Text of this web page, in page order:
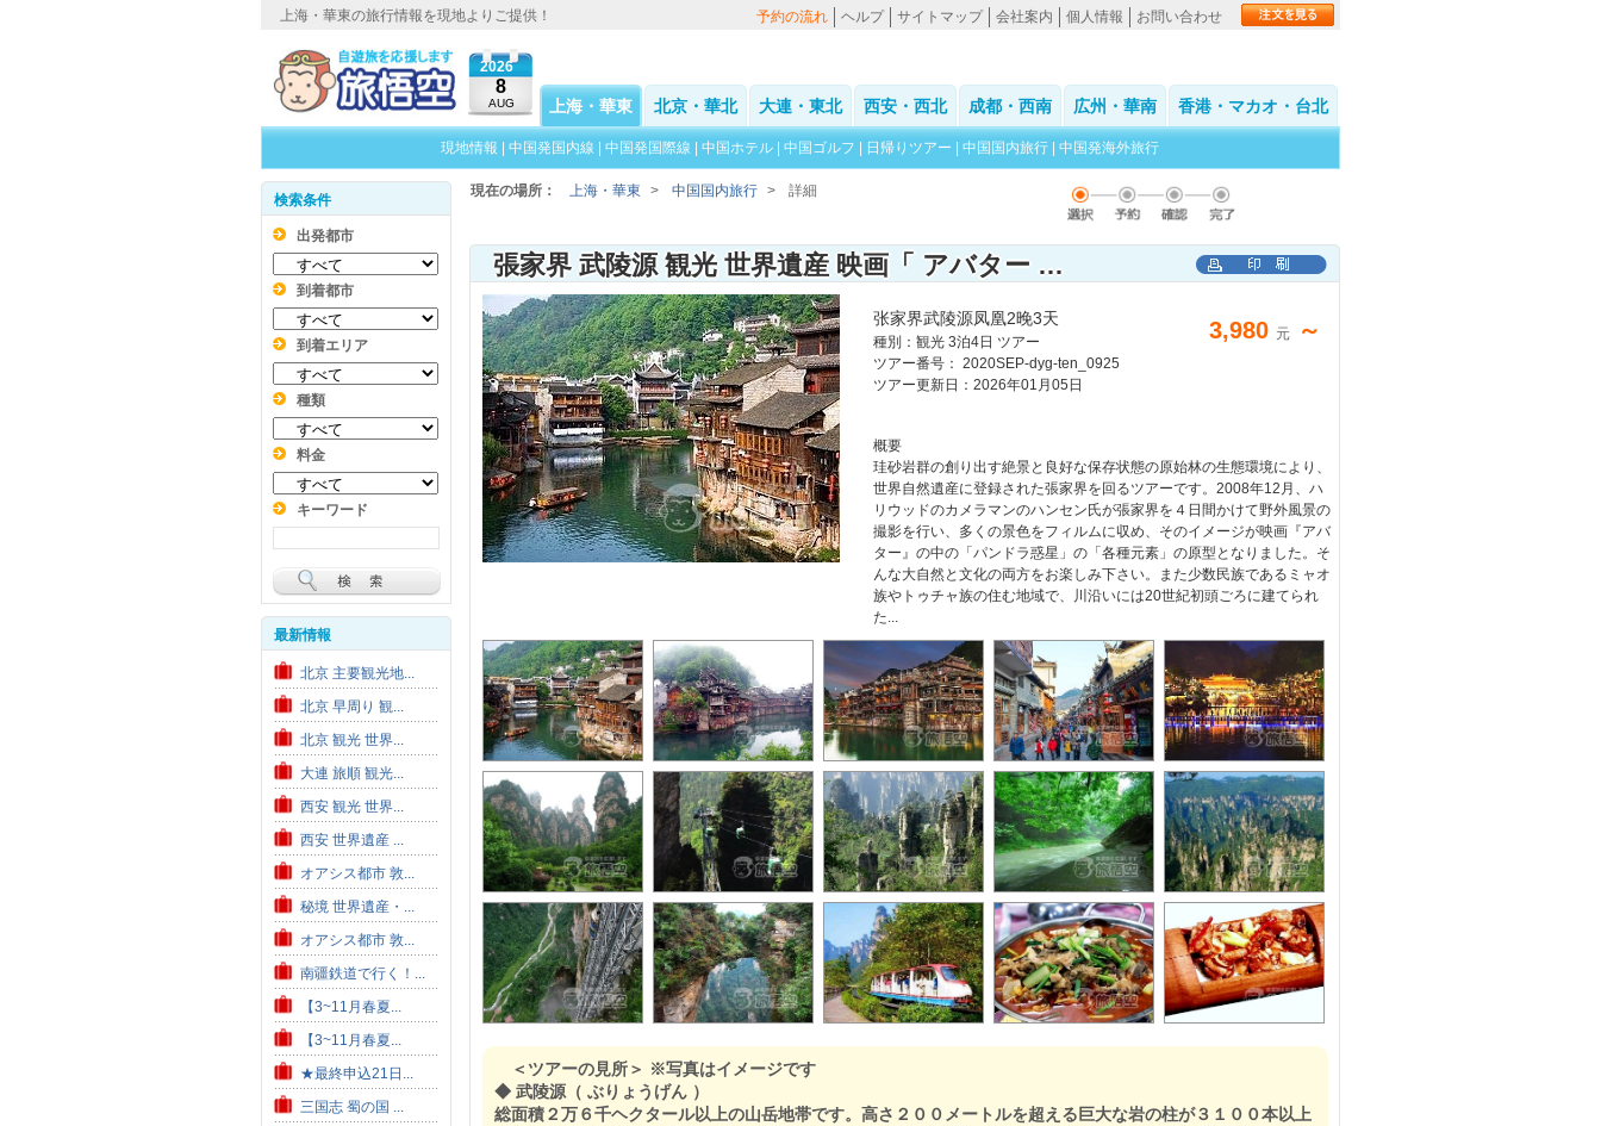
上海・華東の旅行情報を現地よりご提供！ 予約の流れ ヘルプ サイトマップ 会社案内 個人情報 お問い合わせ
2026
8
AUG 上海・華東 北京・華北 大連・東北 西安・西北 成都・西南 広州・華南 香港・マカオ・台北
現地情報 中国発国内線 中国発国際線 中国ホテル 中国ゴルフ 日帰りツアー 中国国内旅行 中国発海外旅行
検索条件
出発都市
到着都市
到着エリア
種類
料金
キーワード
最新情報
北京 主要観光地...
北京 早周り 観...
北京 観光 世界...
大連 旅順 観光...
西安 観光 世界...
西安 世界遺産 ...
オアシス都市 敦...
秘境 世界遺産・...
オアシス都市 敦...
南疆鉄道で行く！...
【3~11月春夏...
【3~11月春夏...
★最終申込21日...
三国志 蜀の国 ...
現在の場所： 上海・華東 > 中国国内旅行 > 詳細
張家界 武陵源 観光 世界遺産 映画「 アバター 」の世界 & 隠された古城 鳳凰旅行 ツアー 2泊3日
3,980 元 ～
张家界武陵源凤凰2晚3天
種別：観光 3泊4日 ツアー
ツアー番号： 2020SEP-dyg-ten_0925
ツアー更新日：2026年01月05日
概要
珪砂岩群の創り出す絶景と良好な保存状態の原始林の生態環境により、
世界自然遺産に登録された張家界を回るツアーです。2008年12月、ハ
リウッドのカメラマンのハンセン氏が張家界を４日間かけて野外風景の
撮影を行い、多くの景色をフィルムに収め、そのイメージが映画『アバ
ター』の中の「パンドラ惑星」の「各種元素」の原型となりました。そ
んな大自然と文化の両方をお楽しみ下さい。また少数民族であるミャオ
族やトゥチャ族の住む地域で、川沿いには20世紀初頭ごろに建てられ
た...
＜ツアーの見所＞ ※写真はイメージです
◆ 武陵源（ ぶりょうげん ）
総面積２万６千ヘクタール以上の山岳地帯です。高さ２００メートルを超える巨大な岩の柱が３１００本以上